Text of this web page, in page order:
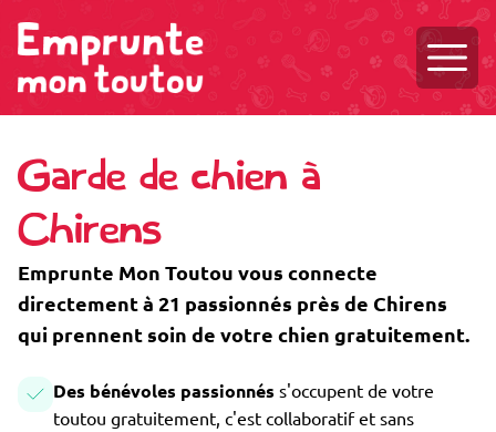
Garde de chien à
Chirens
Emprunte Mon Toutou vous connecte
directement à 21 passionnés près de Chirens
qui prennent soin de votre chien gratuitement.
Des bénévoles passionnés s'occupent de votre
toutou gratuitement, c'est collaboratif et sans